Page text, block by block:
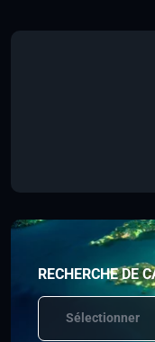
RECHERCHE DE
Sélectionner